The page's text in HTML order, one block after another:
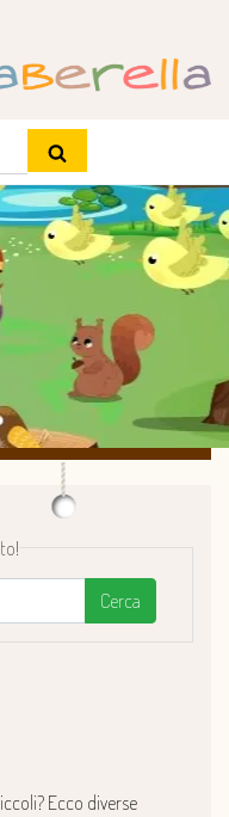
Cerca
Ecco diverse